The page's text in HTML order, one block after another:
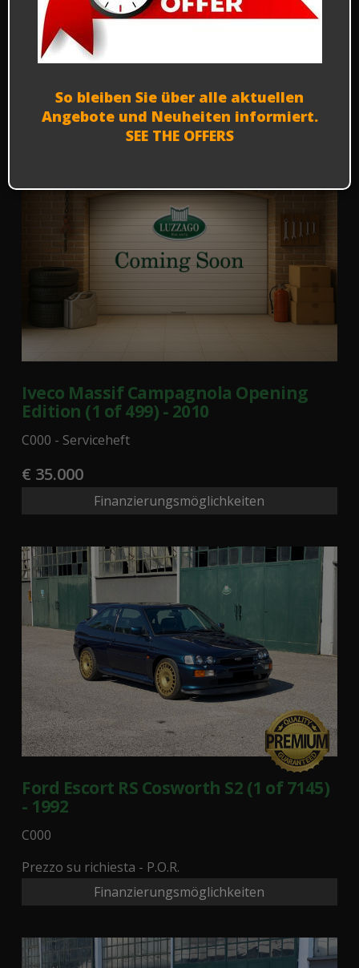
C000
€ 35.000
Iveco Massif Campagnola Opening
Edition (1 of 499) - 2010
C000 - Serviceheft
€ 35.000
Finanzierungsmöglichkeiten
Ford Escort RS Cosworth S2 (1 of 7145)
- 1992
C000
Prezzo su richiesta - P.O.R.
Finanzierungsmöglichkeiten
So bleiben Sie über alle aktuellen
Angebote und Neuheiten informiert.
SEE THE OFFERS